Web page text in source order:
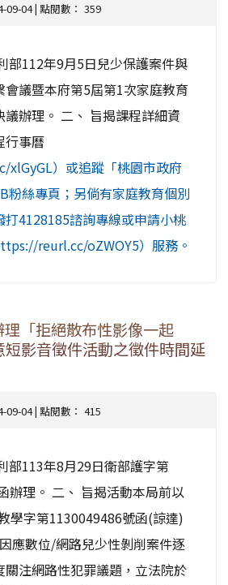
09-04 | 點閱數： 359
部112年9月5日兒少保護案件與
議暨本府第5屆第1次家庭教育
辦理。 二、 旨揭課程詳細資
行事曆
）或追蹤「桃園市政府
粉絲專頁；另倘有家庭教育個別
打4128185諮詢專線或申請小桃
reurl.cc/oZWOY5）服務。
「拒絕散布性影像一起
影音徵件活動之徵件時間延
09-04 | 點閱數： 415
部113年8月29日衛部護字第
辦理。 二、 旨揭活動本局前以
學字第1130049486號函(諒達)
應數位/網路兒少性剝削案件逐
關注網路性犯罪議題，立法院於